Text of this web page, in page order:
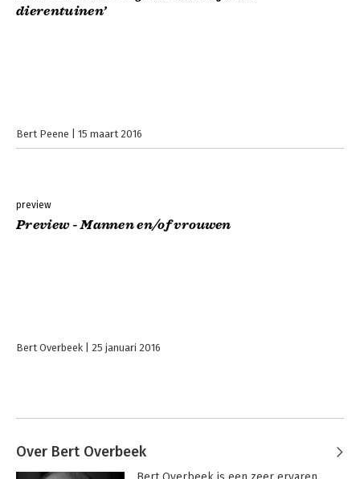
dierentuinen’
Bert Peene 15 maart 2016
preview
Preview - Mannen en/of vrouwen
Bert Overbeek 25 januari 2016
Over Bert Overbeek